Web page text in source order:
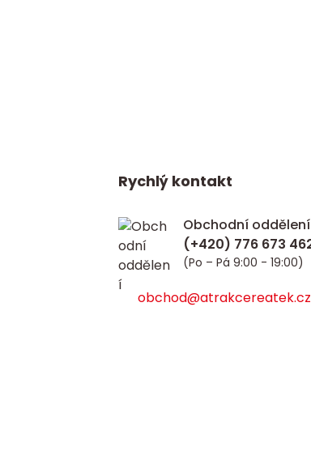
Rychlý kontakt
Obchodní oddělení
(Po – Pá 9:00 - 19:00)
obchod@atrakcereatek.cz